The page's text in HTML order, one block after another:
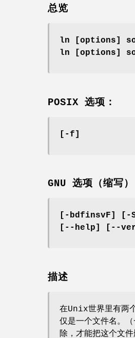
总览
ln [options]
ln [options]
POSIX 选项：
[-f]
GNU 选项（缩写）
[-bdfinsvF] [-
[--help] [--
描述
在Unix世界里有两
仅是一个文件名。
除，才能把这个文